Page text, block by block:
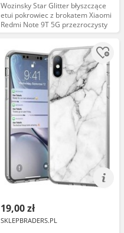
Wozinsky Star Glitter błyszczące
etui pokrowiec z brokatem Xiaomi
Redmi Note 9T 5G przezroczysty
19,00 zł
SKLEPBRADERS.PL